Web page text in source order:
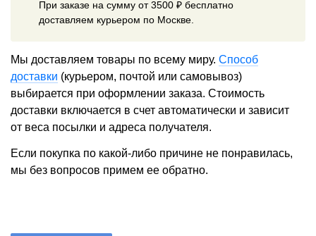
При заказе на сумму от 3500 ₽ бесплатно
доставляем курьером по Москве.
Мы доставляем товары по всему миру. Способ
доставки (курьером, почтой или самовывоз)
выбирается при оформлении заказа. Стоимость
доставки включается в счет автоматически и зависит
от веса посылки и адреса получателя.
Если покупка по какой-либо причине не понравилась,
мы без вопросов примем ее обратно.